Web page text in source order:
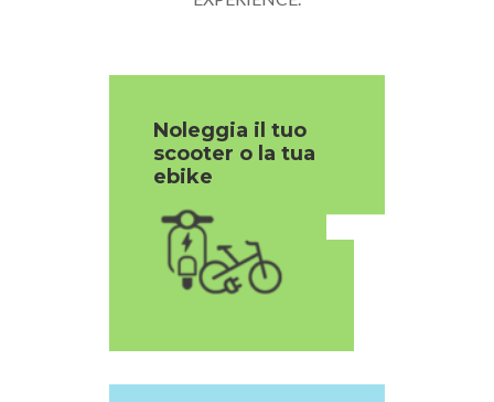
1
Noleggia il tuo
scooter o la tua
ebike